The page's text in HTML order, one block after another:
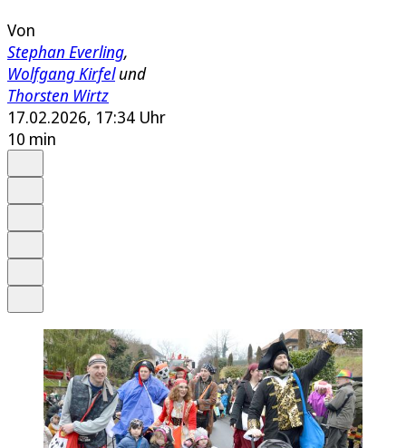
Von
Stephan Everling,
Wolfgang Kirfelund
Thorsten Wirtz
17.02.2026, 17:34 Uhr
10 min